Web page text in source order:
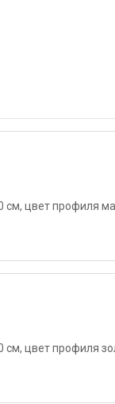
цвет профиля
цвет профиля